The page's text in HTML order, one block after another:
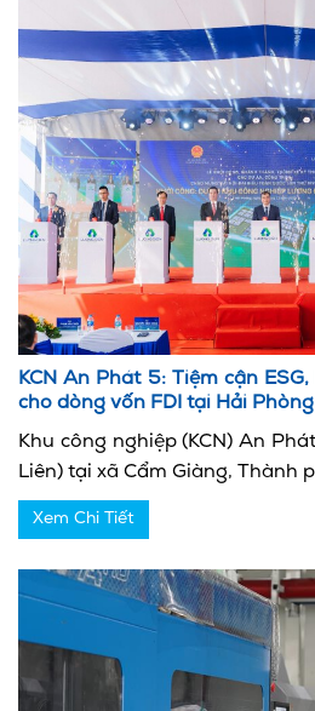
KCN An Phát 5: Tiệm cận
cho dòng vốn FDI tại Hải Phòng
Khu công nghiệp (KCN) An
Liên) tại xã Cẩm Giàng, Thành
Xem Chi Tiết